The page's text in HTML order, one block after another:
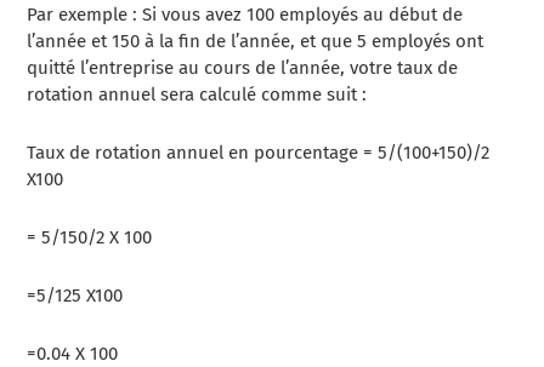
Par exemple : Si vous avez 100 employés au début de
l’année et 150 à la fin de l’année, et que 5 employés ont
quitté l’entreprise au cours de l’année, votre taux de
rotation annuel sera calculé comme suit :
Taux de rotation annuel en pourcentage = 5/(100+150)/2
X100
= 5/150/2 X 100
=5/125 X100
=0.04 X 100